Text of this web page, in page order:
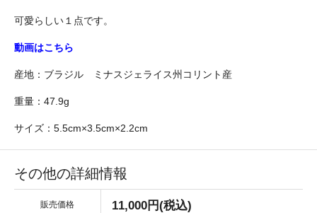
可愛らしい１点です。
動画はこちら
産地：ブラジル ミナスジェライス州コリント産
重量：47.9g
サイズ：5.5cm×3.5cm×2.2cm
その他の詳細情報
販売価格 11,000円(税込)